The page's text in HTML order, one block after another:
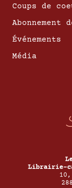
Coups de
Abonnement
Événements
Média
Librairie-